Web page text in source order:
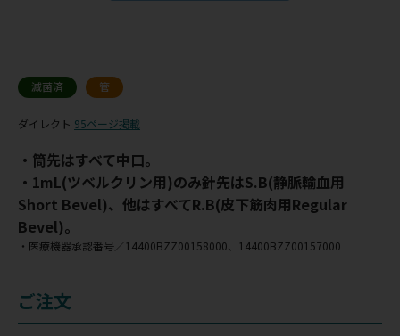
滅菌済 管
ダイレクト 95ページ掲載
・筒先はすべて中口。
・1mL(ツベルクリン用)のみ針先はS.B(静脈輸血用
Short Bevel)、他はすべてR.B(皮下筋肉用Regular
Bevel)。
・医療機器承認番号／14400BZZ00158000、14400BZZ00157000
ご注文